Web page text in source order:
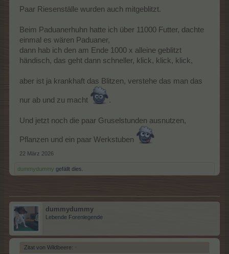
Paar Riesenställe wurden auch mitgeblitzt.
Beim Paduanerhuhn hatte ich über 11000 Futter, dachte
einmal es wären Paduaner,
dann hab ich den am Ende 1000 x alleine geblitzt
händisch, das geht dann schneller, klick, klick, klick,
aber ist ja krankhaft das Blitzen, verstehe das man das
nur ab und zu macht .
Und jetzt noch die paar Gruselstunden ausnutzen,
Pflanzen und ein paar Werkstuben
22 März 2026
dummydummy gefällt dies.
dummydummy
Lebende Forenlegende
Zitat von Wildbeere: ↑